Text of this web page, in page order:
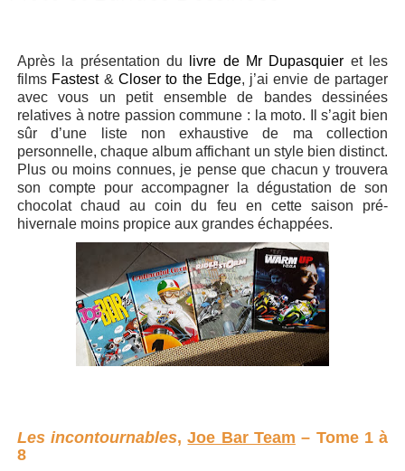
Après la présentation du livre de Mr Dupasquier et les
films Fastest& Closer to the Edge, j’ai envie de partager
avec vous un petit ensemble de bandes dessinées
relatives à notre passion commune : la moto. Il s’agit bien
sûr d’une liste non exhaustive de ma collection
personnelle, chaque album affichant un style bien distinct.
Plus ou moins connues, je pense que chacun y trouvera
son compte pour accompagner la dégustation de son
chocolat chaud au coin du feu en cette saison pré-
hivernale moins propice aux grandes échappées.
Les incontournables,Joe Bar Team – Tome 1 à
8